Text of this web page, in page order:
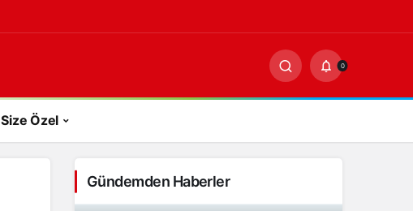
0
Size Özel
Gündemden Haberler